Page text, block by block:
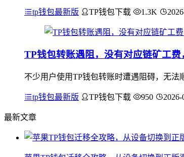
tp钱包最新版 TP钱包下载 1.3K
TP钱包转账遇阻，没有对应链矿工费
不少用户使用TP钱包转账时遭遇阻碍，无
tp钱包最新版 TP钱包下载 950 2026-
最新文章